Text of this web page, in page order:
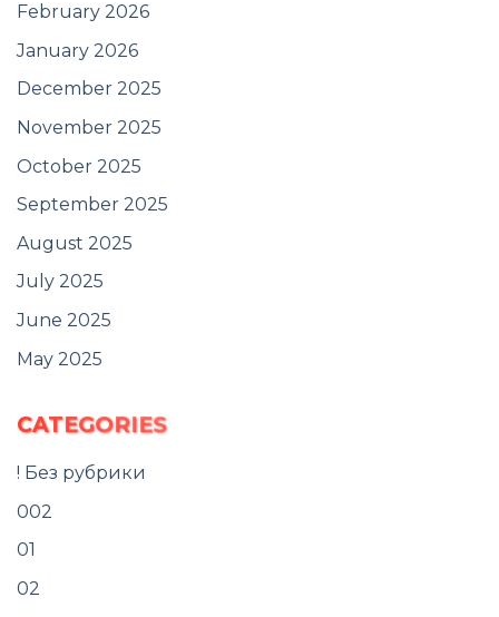
February 2026
January 2026
December 2025
November 2025
October 2025
September 2025
August 2025
July 2025
June 2025
May 2025
CATEGORIES
! Без рубрики
002
01
02